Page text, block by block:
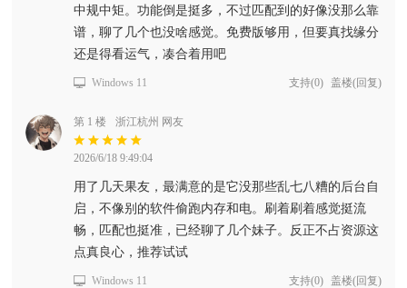
中规中矩。功能倒是挺多，不过匹配到的好像没那么靠
谱，聊了几个也没啥感觉。免费版够用，但要真找缘分
还是得看运气，凑合着用吧
Windows 11 支持(0) 盖楼(回复)
第 1 楼 浙江杭州 网友
2026/6/18 9:49:04
用了几天果友，最满意的是它没那些乱七八糟的后台自
启，不像别的软件偷跑内存和电。刷着刷着感觉挺流
畅，匹配也挺准，已经聊了几个妹子。反正不占资源这
点真良心，推荐试试
Windows 11 支持(0) 盖楼(回复)